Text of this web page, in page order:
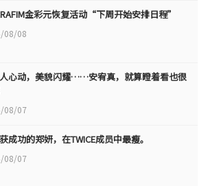
金彩元恢复活动“下周开始安排日程”
08/08
心动，美貌闪耀……安宥真，就算瞪着看也很
08/07
成功的郑妍，在TWICE成员中最瘦。
08/07